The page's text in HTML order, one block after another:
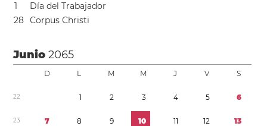
1
Día del Trabajador
28 Corpus Christi
Junio2065
D L M M J V S
22 1 2 3 4 5 6
23 7 8 9 10 11 12 13